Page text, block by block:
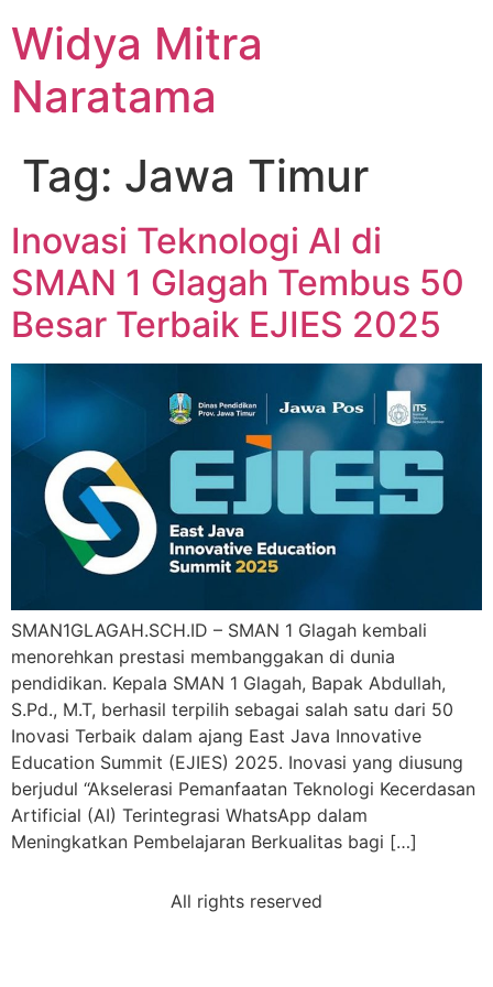
Widya Mitra
Naratama
Tag: Jawa Timur
Inovasi Teknologi AI di
SMAN 1 Glagah Tembus 50
Besar Terbaik EJIES 2025
SMAN1GLAGAH.SCH.ID – SMAN 1 Glagah kembali
menorehkan prestasi membanggakan di dunia
pendidikan. Kepala SMAN 1 Glagah, Bapak Abdullah,
S.Pd., M.T, berhasil terpilih sebagai salah satu dari 50
Inovasi Terbaik dalam ajang East Java Innovative
Education Summit (EJIES) 2025. Inovasi yang diusung
berjudul “Akselerasi Pemanfaatan Teknologi Kecerdasan
Artificial (AI) Terintegrasi WhatsApp dalam
Meningkatkan Pembelajaran Berkualitas bagi […]
All rights reserved